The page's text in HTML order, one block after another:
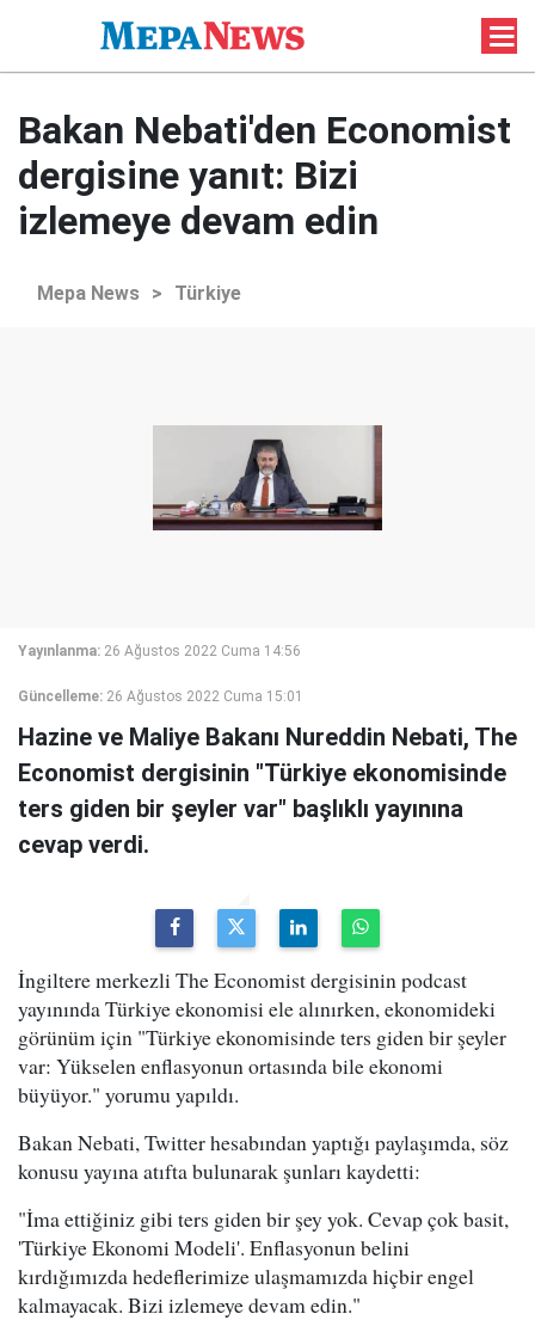
Bakan Nebati'den Economist
dergisine yanıt: Bizi
izlemeye devam edin
Mepa News > Türkiye
Yayınlanma: 26 Ağustos 2022 Cuma 14:56
Güncelleme: 26 Ağustos 2022 Cuma 15:01
Hazine ve Maliye Bakanı Nureddin Nebati, The
Economist dergisinin "Türkiye ekonomisinde
ters giden bir şeyler var" başlıklı yayınına
cevap verdi.
İngiltere merkezli The Economist dergisinin podcast
yayınında Türkiye ekonomisi ele alınırken, ekonomideki
görünüm için "Türkiye ekonomisinde ters giden bir şeyler
var: Yükselen enflasyonun ortasında bile ekonomi
büyüyor." yorumu yapıldı.
Bakan Nebati, Twitter hesabından yaptığı paylaşımda, söz
konusu yayına atıfta bulunarak şunları kaydetti:
"İma ettiğiniz gibi ters giden bir şey yok. Cevap çok basit,
'Türkiye Ekonomi Modeli'. Enflasyonun belini
kırdığımızda hedeflerimize ulaşmamızda hiçbir engel
kalmayacak. Bizi izlemeye devam edin."